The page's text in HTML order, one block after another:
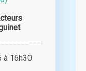
à 16h30